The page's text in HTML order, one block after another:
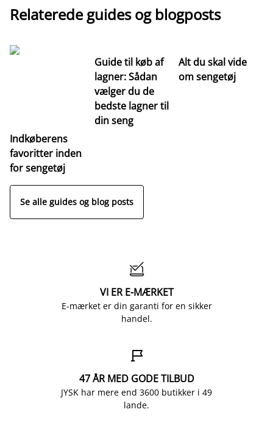
Relaterede guides og blogposts
Indkøberens
favoritter inden
for sengetøj
Guide til køb af
lagner: Sådan
vælger du de
bedste lagner til
din seng
Alt du skal vide
om sengetøj
Se alle guides og blog posts

VI ER E-MÆRKET
E-mærket er din garanti for en sikker
handel.

47 ÅR MED GODE TILBUD
JYSK har mere end 3600 butikker i 49
lande.